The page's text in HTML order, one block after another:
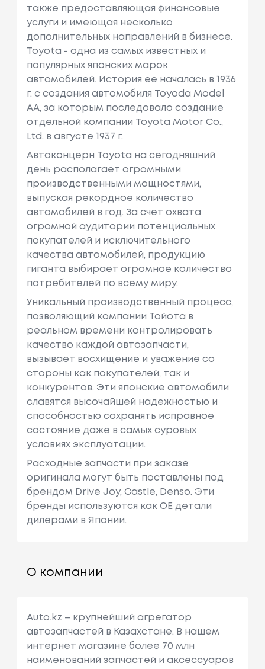
также предоставляющая финансовые
услуги и имеющая несколько
дополнительных направлений в бизнесе.
Toyota - одна из самых известных и
популярных японских марок
автомобилей. История ее началась в 1936
г. с создания автомобиля Toyoda Model
AA, за которым последовало создание
отдельной компании Toyota Motor Co.,
Ltd. в августе 1937 г.
Автоконцерн Toyota на сегодняшний
день располагает огромными
производственными мощностями,
выпуская рекордное количество
автомобилей в год. За счет охвата
огромной аудитории потенциальных
покупателей и исключительного
качества автомобилей, продукцию
гиганта выбирает огромное количество
потребителей по всему миру.
Уникальный производственный процесс,
позволяющий компании Тойота в
реальном времени контролировать
качество каждой автозапчасти,
вызывает восхищение и уважение со
стороны как покупателей, так и
конкурентов. Эти японские автомобили
славятся высочайшей надежностью и
способностью сохранять исправное
состояние даже в самых суровых
условиях эксплуатации.
Расходные запчасти при заказе
оригинала могут быть поставлены под
брендом Drive Joy, Castle, Denso. Эти
бренды используются как ОЕ детали
дилерами в Японии.
О компании
Auto.kz – крупнейший агрегатор
автозапчастей в Казахстане. В нашем
интернет магазине более 70 млн
наименований запчастей и аксессуаров